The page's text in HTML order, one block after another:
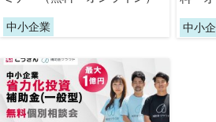
中小企業 中小